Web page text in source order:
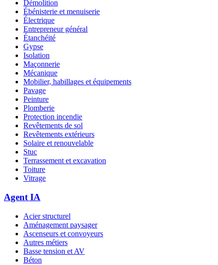
Démolition
Ébénisterie et menuiserie
Électrique
Entrepreneur général
Étanchéité
Gypse
Isolation
Maçonnerie
Mécanique
Mobilier, habillages et équipements
Pavage
Peinture
Plomberie
Protection incendie
Revêtements de sol
Revêtements extérieurs
Solaire et renouvelable
Stuc
Terrassement et excavation
Toiture
Vitrage
Agent IA
Acier structurel
Aménagement paysager
Ascenseurs et convoyeurs
Autres métiers
Basse tension et AV
Béton